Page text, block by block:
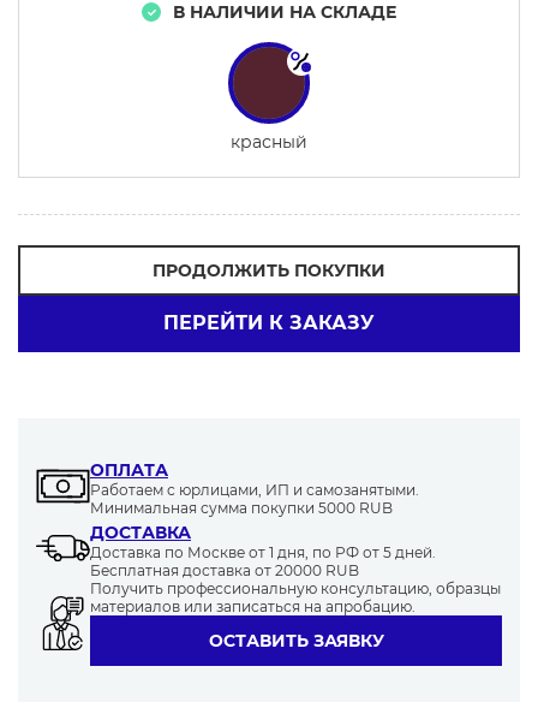
В НАЛИЧИИ НА СКЛАДЕ
красный
ПРОДОЛЖИТЬ ПОКУПКИ
ПЕРЕЙТИ К ЗАКАЗУ
ОПЛАТА
Работаем с юрлицами, ИП и самозанятыми.
Минимальная сумма покупки 5000 RUB
ДОСТАВКА
Доставка по Москве от 1 дня, по РФ от 5 дней.
Бесплатная доставка от 20000 RUB
Получить профессиональную консультацию, образцы
материалов или записаться на апробацию.
ОСТАВИТЬ ЗАЯВКУ